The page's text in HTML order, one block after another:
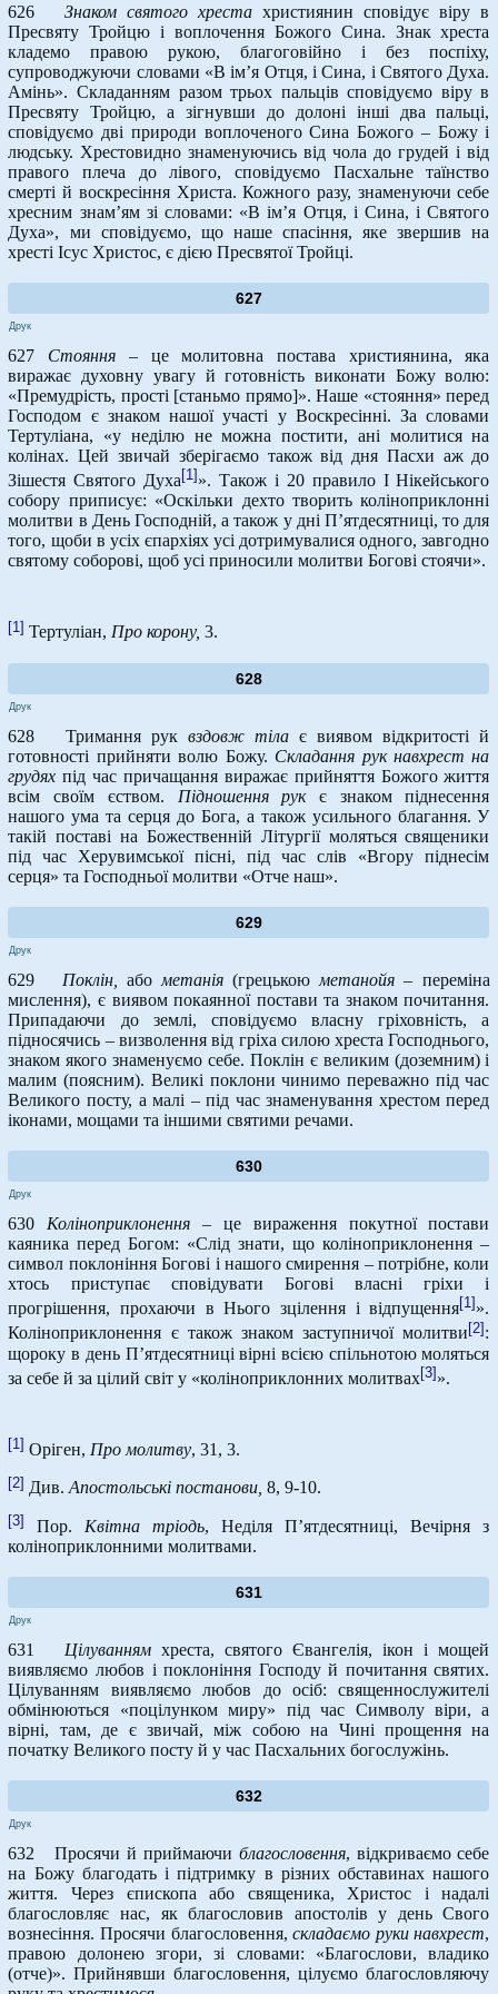
626Знаком святого хреста християнин сповідує віру в
Пресвяту Тройцю і воплочення Божого Сина. Знак хреста
кладемо правою рукою, благоговійно і без поспіху,
супроводжуючи словами «В ім’я Отця, і Сина, і Святого Духа.
Амінь». Складанням разом трьох пальців сповідуємо віру в
Пресвяту Тройцю, а зігнувши до долоні інші два пальці,
сповідуємо дві природи воплоченого Сина Божого – Божу і
людську. Хрестовидно знаменуючись від чола до грудей і від
правого плеча до лівого, сповідуємо Пасхальне таїнство
смерті й воскресіння Христа. Кожного разу, знаменуючи себе
хресним знам’ям зі словами: «В ім’я Отця, і Сина, і Святого
Духа», ми сповідуємо, що наше спасіння, яке звершив на
хресті Ісус Христос, є дією Пресвятої Тройці.
627
Друк
627 Стояння – це молитовна постава християнина, яка
виражає духовну увагу й готовність виконати Божу волю:
«Премудрість, прості [станьмо прямо]». Наше «стояння» перед
Господом є знаком нашої участі у Воскресінні. За словами
Тертуліана, «у неділю не можна постити, ані молитися на
колінах. Цей звичай зберігаємо також від дня Пасхи аж до
Зішестя Святого Духа [1] ». Також і 20 правило І Нікейського
собору приписує: «Оскільки дехто творить коліноприклонні
молитви в День Господній, а також у дні П’ятдесятниці, то для
того, щоби в усіх єпархіях усі дотримувалися одного, завгодно
святому соборові, щоб усі приносили молитви Богові стоячи».
[1] Тертуліан,Про корону,3.
628
Друк
628 Тримання рук вздовж тіла є виявом відкритості й
готовності прийняти волю Божу. Складання рук навхрест на
грудях під час причащання виражає прийняття Божого життя
всім своїм єством. Підношення рукє знаком піднесення
нашого ума та серця до Бога, а також усильного благання. У
такій поставі на Божественній Літургії моляться священики
під час Херувимської пісні, під час слів «Вгору піднесім
серця» та Господньої молитви «Отче наш».
629
Друк
629 Поклін, або метанія (грецькою метанойя – переміна
мислення), є виявом покаянної постави та знаком почитання.
Припадаючи до землі, сповідуємо власну гріховність, а
підносячись – визволення від гріха силою хреста Господнього,
знаком якого знаменуємо себе. Поклін є великим (доземним) і
малим (поясним). Великі поклони чинимо переважно під час
Великого посту, а малі – під час знаменування хрестом перед
іконами, мощами та іншими святими речами.
630
Друк
630 Коліноприклонення – це вираження покутної постави
каяника перед Богом: «Слід знати, що коліноприклонення –
символ поклоніння Богові і нашого смирення – потрібне, коли
хтось приступає сповідувати Богові власні гріхи і
прогрішення, прохаючи в Нього зцілення і відпущення[1] ».
Коліноприклонення є також знаком заступничої молитви[2]:
щороку в день П’ятдесятниці вірні всією спільнотою моляться
за себе й за цілий світ у «коліноприклонних молитвах[3]».
[1] Оріген, Про молитву, 31, 3.
[2] Див.Апостольські постанови,8, 9-10.
[3] Пор. Квітна тріодь, Неділя П’ятдесятниці, Вечірня з
коліноприклонними молитвами.
631
Друк
631 Цілуванням хреста, святого Євангелія, ікон і мощей
виявляємо любов і поклоніння Господу й почитання святих.
Цілуванням виявляємо любов до осіб: священнослужителі
обмінюються «поцілунком миру» під час Символу віри, а
вірні, там, де є звичай, між собою на Чині прощення на
початку Великого посту й у час Пасхальних богослужінь.
632
Друк
632 Просячи й приймаючи благословення, відкриваємо себе
на Божу благодать і підтримку в різних обставинах нашого
життя. Через єпископа або священика, Христос і надалі
благословляє нас, як благословив апостолів у день Свого
вознесіння. Просячи благословення,складаємо руки навхрест,
правою долонею згори, зі словами: «Благослови, владико
(отче)». Прийнявши благословення, цілуємо благословляючу